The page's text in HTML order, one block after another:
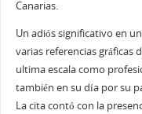
Canarias.
Un adiós significativo en
varias referencias gráficas
ultima escala como
también en su día por su
La cita contó con la